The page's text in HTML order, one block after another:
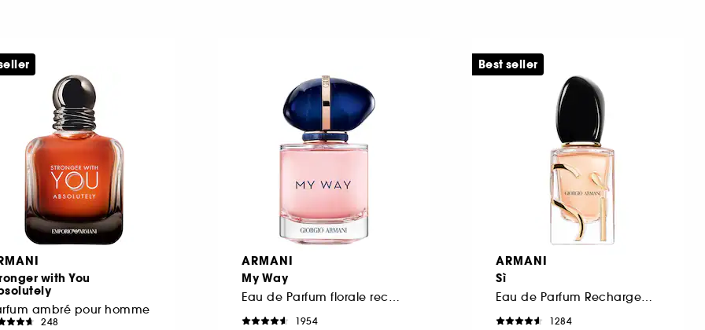
with You
ambré pour homme
248
ARMANI
My Way
Eau de Parfum florale rechargeable pour femme
1954
ARMANI
Sì
Eau de Parfum Rechargeable
1284
Best seller